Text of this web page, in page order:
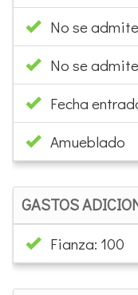
No se
No se
Fecha
Amueblado
GASTOS
Fianza: 100